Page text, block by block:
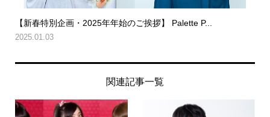
【新春特別企画・2025年年始のご挨拶】 Palette P...
2025.01.03
関連記事一覧